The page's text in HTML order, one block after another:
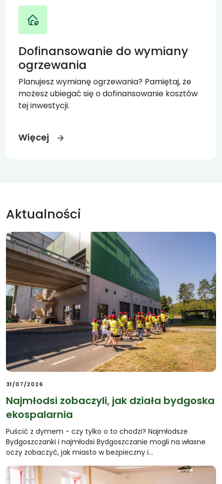
Dofinansowanie do wymiany
ogrzewania
Planujesz wymianę ogrzewania? Pamiętaj, że
możesz ubiegać się o dofinansowanie kosztów
tej inwestycji.
Więcej
Aktualności
31/07/2026
Najmłodsi zobaczyli, jak działa bydgoska
ekospalarnia
Puścić z dymem - czy tylko o to chodzi? Najmłodsze
Bydgoszczanki i najmłodsi Bydgoszczanie mogli na własne
oczy zobaczyć, jak miasto w bezpieczny i…